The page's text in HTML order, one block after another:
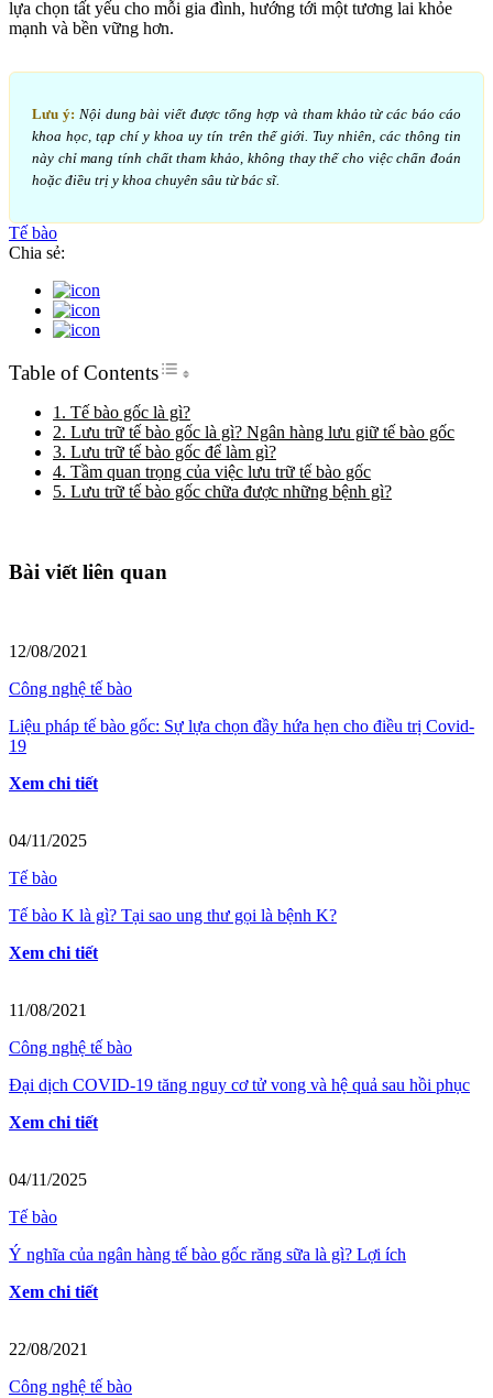
lựa chọn tất yếu cho mỗi gia đình, hướng tới một tương lai khỏe
mạnh và bền vững hơn.
Lưu ý: Nội dung bài viết được tổng hợp và tham khảo từ các báo cáo
khoa học, tạp chí y khoa uy tín trên thế giới. Tuy nhiên, các thông tin
này chỉ mang tính chất tham khảo, không thay thế cho việc chẩn đoán
hoặc điều trị y khoa chuyên sâu từ bác sĩ.
Tế bào
Chia sẻ:
Table of ContentsToggle Table of Content
1. Tế bào gốc là gì?
2. Lưu trữ tế bào gốc là gì? Ngân hàng lưu giữ tế bào gốc
3. Lưu trữ tế bào gốc để làm gì?
4. Tầm quan trọng của việc lưu trữ tế bào gốc
5. Lưu trữ tế bào gốc chữa được những bệnh gì?
Bài viết liên quan
12/08/2021
Công nghệ tế bào
Liệu pháp tế bào gốc: Sự lựa chọn đầy hứa hẹn cho điều trị Covid-
19
Xem chi tiết
04/11/2025
Tế bào
Tế bào K là gì? Tại sao ung thư gọi là bệnh K?
Xem chi tiết
11/08/2021
Công nghệ tế bào
Đại dịch COVID-19 tăng nguy cơ tử vong và hệ quả sau hồi phục
Xem chi tiết
04/11/2025
Tế bào
Ý nghĩa của ngân hàng tế bào gốc răng sữa là gì? Lợi ích
Xem chi tiết
22/08/2021
Công nghệ tế bào